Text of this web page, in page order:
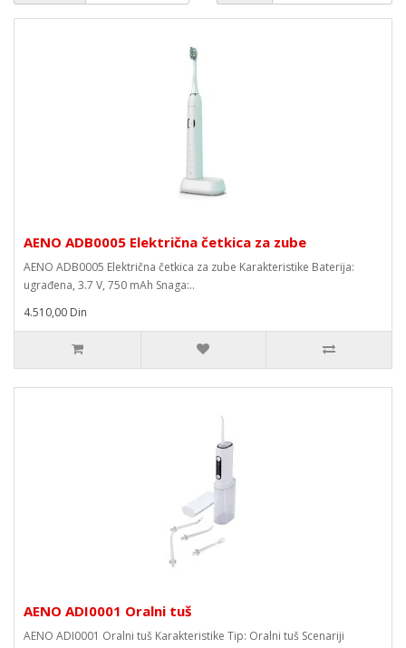
AENO ADB0005 Električna četkica za zube
AENO ADB0005 Električna četkica za zube Karakteristike Baterija:
ugrađena, 3.7 V, 750 mAh Snaga:..
4.510,00 Din
AENO ADI0001 Oralni tuš
AENO ADI0001 Oralni tuš Karakteristike Tip: Oralni tuš Scenariji